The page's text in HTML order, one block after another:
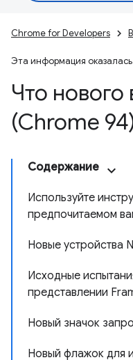
Chrome for Developers
Эта информация
Что нового
(Chrome
Содержание
Используйте
предпочитаемом
Новые устройства
Исходные
представлении
Новый значок
Новый флажок для